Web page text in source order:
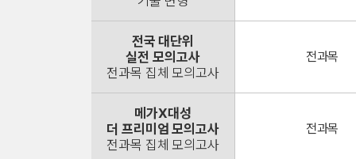
전국 대단위
실전 모의고사
전과목 집체 모의고사
전과목
메가X대성
더 프리미엄 모의고사
전과목 집체 모의고사
전과목